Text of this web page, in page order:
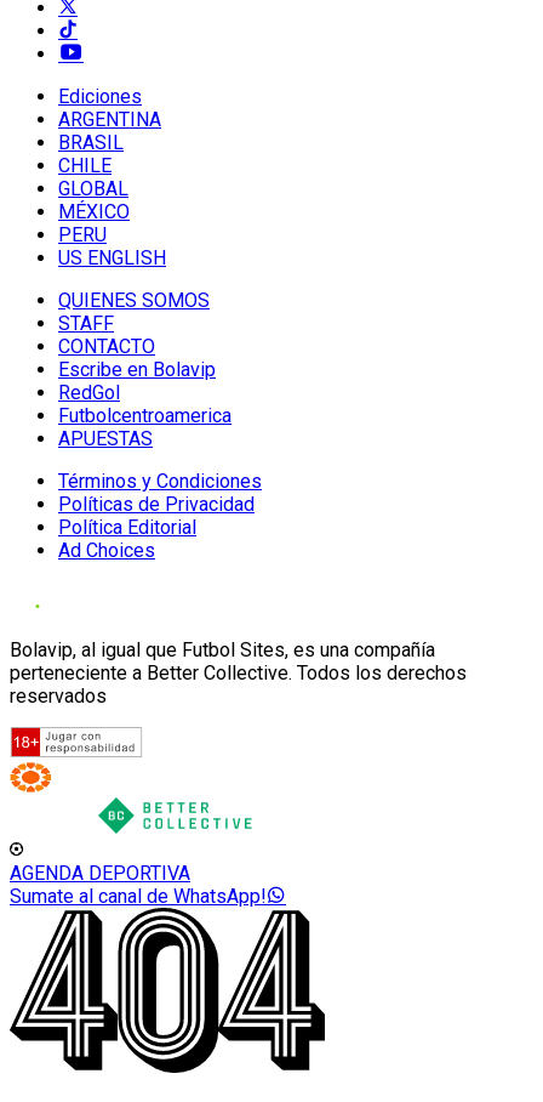
Ediciones
ARGENTINA
BRASIL
CHILE
GLOBAL
MÉXICO
PERU
US ENGLISH
QUIENES SOMOS
STAFF
CONTACTO
Escribe en Bolavip
RedGol
Futbolcentroamerica
APUESTAS
Términos y Condiciones
Políticas de Privacidad
Política Editorial
Ad Choices
Bolavip, al igual que Futbol Sites, es una compañía
perteneciente a Better Collective. Todos los derechos
reservados
AGENDA DEPORTIVA
Sumate al canal de WhatsApp!